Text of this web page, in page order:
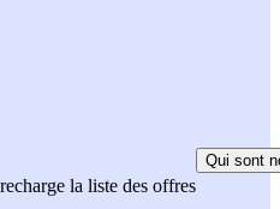
la liste des offres
Qui sont